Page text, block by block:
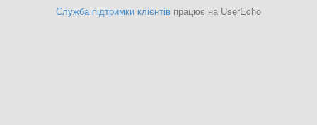
Служба підтримки клієнтів працює на UserEcho